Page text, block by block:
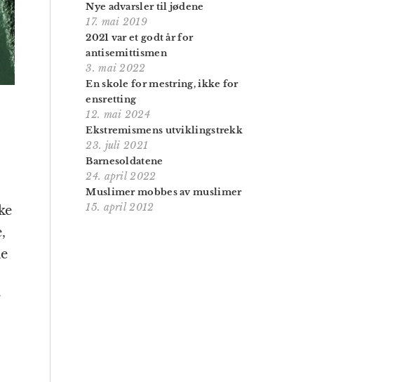
Nye advarsler til jødene
17. mai 2019
2021 var et godt år for
antisemittismen
3. mai 2022
En skole for mestring, ikke for
ensretting
12. mai 2024
Ekstremismens utviklingstrekk
23. juli 2021
Barnesoldatene
24. april 2022
Muslimer mobbes av muslimer
15. april 2012